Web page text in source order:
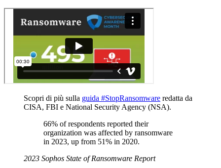
Scopri di più sulla guida #StopRansomware redatta da
CISA, FBI e National Security Agency (NSA).
66% of respondents reported their
organization was affected by ransomware
in 2023, up from 51% in 2020.
2023 Sophos State of Ransomware Report